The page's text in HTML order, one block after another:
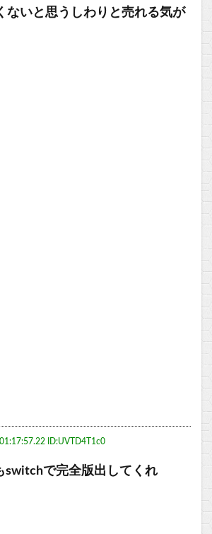
ないと思うしわりと売れる気が
ID:UVTD4T1c0
switchで完全版出してくれ